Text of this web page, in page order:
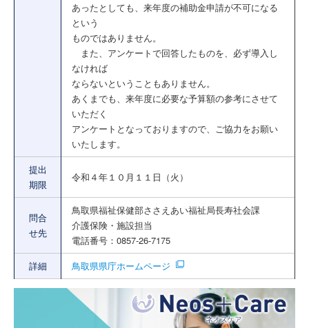
あったとしても、来年度の補助金申請が不可になる
という
ものではありません。
また、アンケートで回答したものを、必ず導入し
なければ
ならないということもありません。
あくまでも、来年度に必要な予算額の参考にさせて
いただく
アンケートとなっておりますので、ご協力をお願い
いたします。
提出
期限
令和４年１０月１１日（火）
問合
せ先
鳥取県福祉保健部ささえあい福祉局長寿社会課
介護保険・施設担当
電話番号：0857-26-7175
詳細
鳥取県県庁ホームページ